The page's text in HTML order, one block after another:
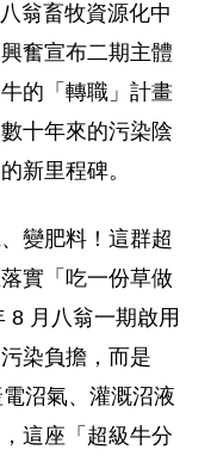
翁畜牧資源化中
興奮宣布二期主體
的「轉職」 計畫
十年來的污染陰
新里程碑。
變肥料！ 這群超
實「吃一份草做
8 月八翁一期啟用
染負擔，而是
沼氣、灌溉沼液
這座「超級牛分